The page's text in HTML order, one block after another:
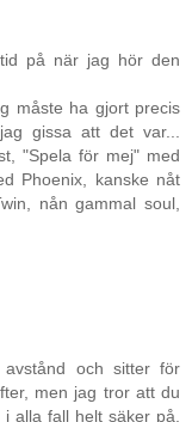
på när jag hör den
måste ha gjort precis
gissa att det var...
"Spela för mej" med
Phoenix, kanske nåt
nån gammal soul,
och sitter för
men jag tror att du
alla fall helt säker på.